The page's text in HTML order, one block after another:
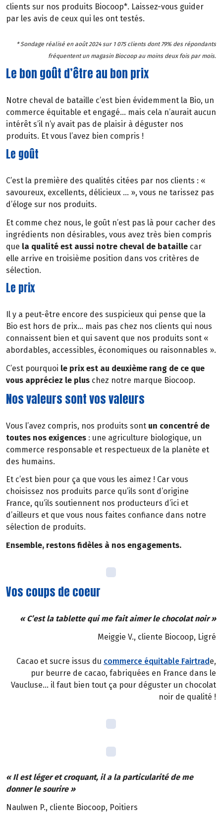
clients sur nos produits Biocoop*. Laissez-vous guider
par les avis de ceux qui les ont testés.
* Sondage réalisé en août 2024 sur 1 075 clients dont 79% des répondants
fréquentent un magasin Biocoop au moins deux fois par mois.
Le bon goût d’être au bon prix
Notre cheval de bataille c’est bien évidemment la Bio, un
commerce équitable et engagé… mais cela n’aurait aucun
intérêt s’il n’y avait pas de plaisir à déguster nos
produits. Et vous l’avez bien compris !
Le goût
C’est la première des qualités citées par nos clients : «
savoureux, excellents, délicieux … », vous ne tarissez pas
d’éloge sur nos produits.
Et comme chez nous, le goût n’est pas là pour cacher des
ingrédients non désirables, vous avez très bien compris
que la qualité est aussi notre cheval de bataille car
elle arrive en troisième position dans vos critères de
sélection.
Le prix
Il y a peut-être encore des suspicieux qui pense que la
Bio est hors de prix… mais pas chez nos clients qui nous
connaissent bien et qui savent que nos produits sont «
abordables, accessibles, économiques ou raisonnables ».
C’est pourquoi le prix est au deuxième rang de ce que
vous appréciez le plus chez notre marque Biocoop.
Nos valeurs sont vos valeurs
Vous l’avez compris, nos produits sont un concentré de
toutes nos exigences : une agriculture biologique, un
commerce responsable et respectueux de la planète et
des humains.
Et c’est bien pour ça que vous les aimez ! Car vous
choisissez nos produits parce qu’ils sont d’origine
France, qu’ils soutiennent nos producteurs d’ici et
d’ailleurs et que vous nous faites confiance dans notre
sélection de produits.
Ensemble, restons fidèles à nos engagements.
Vos coups de coeur
« C’est la tablette qui me fait aimer le chocolat noir »
Meiggie V., cliente Biocoop, Ligré
Cacao et sucre issus du commerce équitable Fairtrade,
pur beurre de cacao, fabriquées en France dans le
Vaucluse… il faut bien tout ça pour déguster un chocolat
noir de qualité !
« Il est léger et croquant, il a la particularité de me
donner le sourire »
Naulwen P., cliente Biocoop, Poitiers